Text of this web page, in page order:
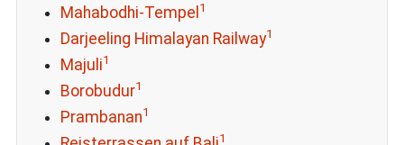
Mahabodhi-Tempel 1
Darjeeling Himalayan Railway1
Majuli1
Borobudur1
Prambanan1
1